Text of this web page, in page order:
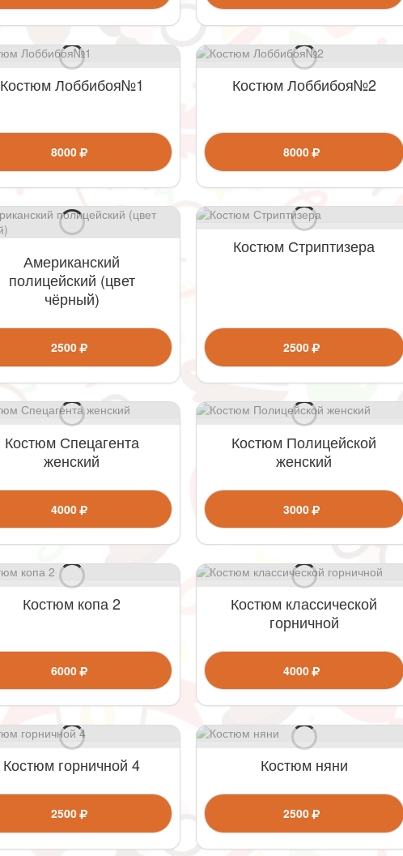
Костюм Лоббибоя№1
8000
Костюм Лоббибоя№2
8000
Американский
полицейский (цвет
чёрный)
2500
Костюм Стриптизера
2500
Костюм Спецагента
женский
4000
Костюм Полицейской
женский
3000
Костюм копа 2
6000
Костюм классической
горничной
4000
Костюм горничной 4
2500
Костюм няни
2500